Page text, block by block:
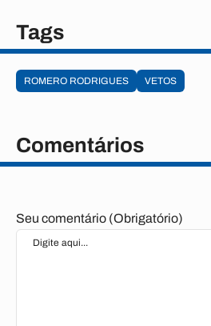
Tags
ROMERO RODRIGUES VETOS
Comentários
Seu comentário (Obrigatório)